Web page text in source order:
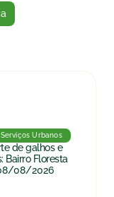
Urbanos
de galhos e
Bairro Floresta
08/2026